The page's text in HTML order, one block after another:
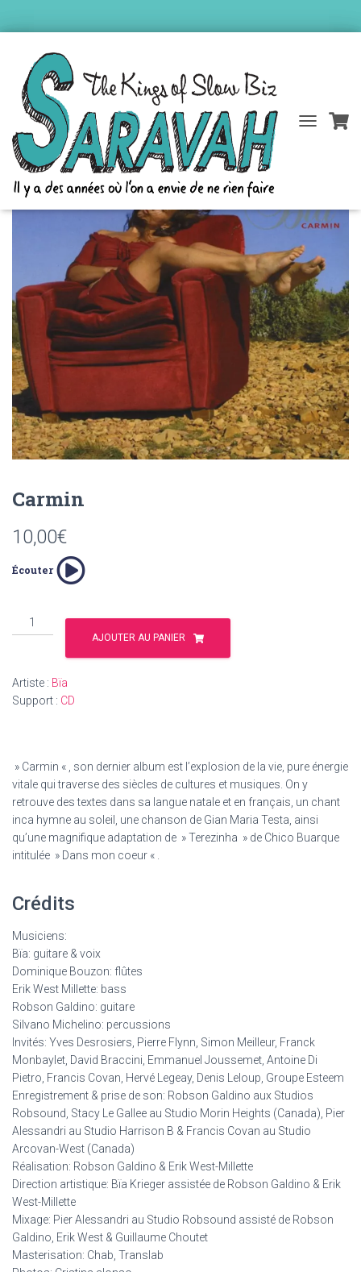
E
R
N
A
V
I
G
A
T
I
O
N
Accueil/ Catalogue Saravah / Bïa / Carmin
Carmin
10,00€
Écouter
quantité
de
AJOUTER AU PANIER
Artiste : Bïa
Support : CD
» Carmin « , son dernier album est l’explosion de la vie, pure énergie
vitale qui traverse des siècles de cultures et musiques. On y
retrouve des textes dans sa langue natale et en français, un chant
inca hymne au soleil, une chanson de Gian Maria Testa, ainsi
qu’une magnifique adaptation de » Terezinha » de Chico Buarque
intitulée » Dans mon coeur « .
Crédits
Musiciens:
Bïa: guitare & voix
Dominique Bouzon: flûtes
Erik West Millette: bass
Robson Galdino: guitare
Silvano Michelino: percussions
Invités: Yves Desrosiers, Pierre Flynn, Simon Meilleur, Franck
Monbaylet, David Braccini, Emmanuel Joussemet, Antoine Di
Pietro, Francis Covan, Hervé Legeay, Denis Leloup, Groupe Esteem
Enregistrement & prise de son: Robson Galdino aux Studios
Robsound, Stacy Le Gallee au Studio Morin Heights (Canada), Pier
Alessandri au Studio Harrison B & Francis Covan au Studio
Arcovan-West (Canada)
Réalisation: Robson Galdino & Erik West-Millette
Direction artistique: Bïa Krieger assistée de Robson Galdino & Erik
West-Millette
Mixage: Pier Alessandri au Studio Robsound assisté de Robson
Galdino, Erik West & Guillaume Choutet
Masterisation: Chab, Translab